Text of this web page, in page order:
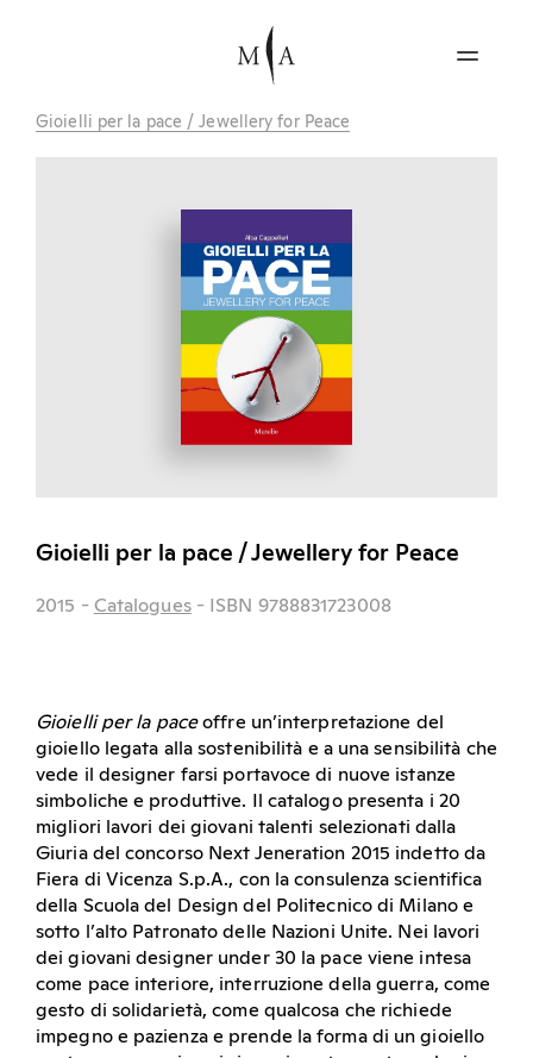
Gioielli per la pace / Jewellery for Peace
Gioielli per la pace / Jewellery for Peace
2015 - Catalogues - ISBN 9788831723008
Gioielli per la paceoffre un’interpretazione del
gioiello legata alla sostenibilità e a una sensibilità che
vede il designer farsi portavoce di nuove istanze
simboliche e produttive. Il catalogo presenta i 20
migliori lavori dei giovani talenti selezionati dalla
Giuria del concorso Next Jeneration 2015 indetto da
Fiera di Vicenza S.p.A., con la consulenza scientifica
della Scuola del Design del Politecnico di Milano e
sotto l’alto Patronato delle Nazioni Unite. Nei lavori
dei giovani designer under 30 la pace viene intesa
come pace interiore, interruzione della guerra, come
gesto di solidarietà, come qualcosa che richiede
impegno e pazienza e prende la forma di un gioiello